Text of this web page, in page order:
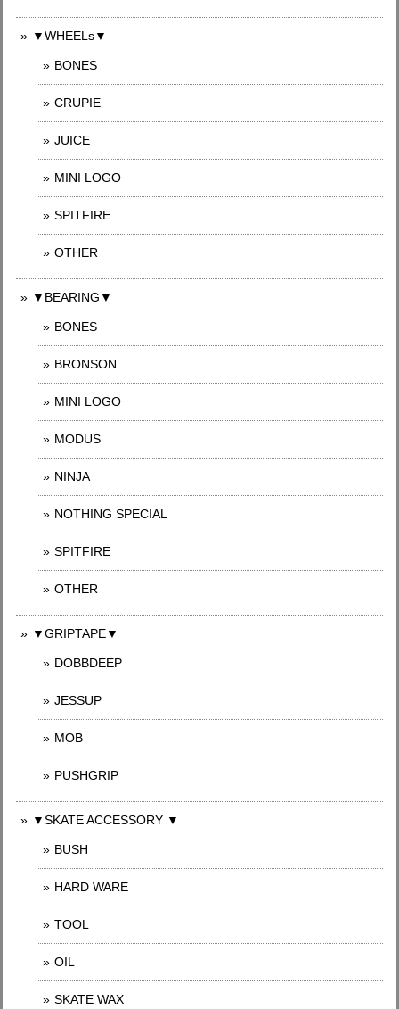
▼WHEELs▼
BONES
CRUPIE
JUICE
MINI LOGO
SPITFIRE
OTHER
▼BEARING▼
BONES
BRONSON
MINI LOGO
MODUS
NINJA
NOTHING SPECIAL
SPITFIRE
OTHER
▼GRIPTAPE▼
DOBBDEEP
JESSUP
MOB
PUSHGRIP
▼SKATE ACCESSORY ▼
BUSH
HARD WARE
TOOL
OIL
SKATE WAX